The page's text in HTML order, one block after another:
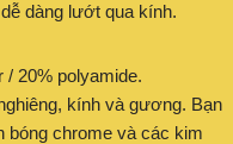
dàng lướt qua kính.
20% polyamide.
kính và gương. Bạn
bóng chrome và các kim